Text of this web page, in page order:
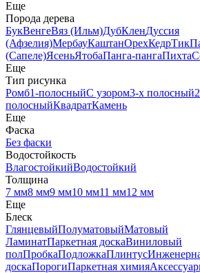
Еще
Порода дерева
БукВенгеВяз (Ильм)ДубКленДуссия
(Афзелия)МербауКаштанОрехКедрТик
(Сапеле)ЯсеньЯтобаПанга-пангаПихта
Еще
Тип рисунка
Ромб1-полосныйС узором3-х полосный
полосныйКвадратКамень
Еще
Фаска
Без фаски
Водостойкость
ВлагостойкийВодостойкий
Толщина
7 мм8 мм9 мм10 мм11 мм12 мм
Еще
Блеск
ГлянцевыйПолуматовыйМатовый
ЛаминатПаркетная доскаВиниловый
полПробкаПодложкаПлинтус
доскаПорогиПаркетная химия